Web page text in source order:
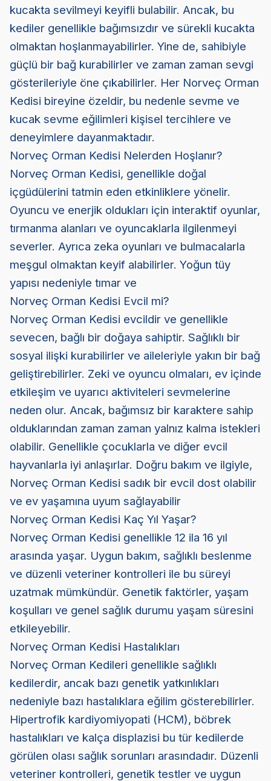
kucakta sevilmeyi keyifli bulabilir. Ancak, bu
kediler genellikle bağımsızdır ve sürekli kucakta
olmaktan hoşlanmayabilirler. Yine de, sahibiyle
güçlü bir bağ kurabilirler ve zaman zaman sevgi
gösterileriyle öne çıkabilirler. Her Norveç Orman
Kedisi bireyine özeldir, bu nedenle sevme ve
kucak sevme eğilimleri kişisel tercihlere ve
deneyimlere dayanmaktadır.
Norveç Orman Kedisi Nelerden Hoşlanır?
Norveç Orman Kedisi, genellikle doğal
içgüdülerini tatmin eden etkinliklere yönelir.
Oyuncu ve enerjik oldukları için interaktif oyunlar,
tırmanma alanları ve oyuncaklarla ilgilenmeyi
severler. Ayrıca zeka oyunları ve bulmacalarla
meşgul olmaktan keyif alabilirler. Yoğun tüy
yapısı nedeniyle tımar ve
Norveç Orman Kedisi Evcil mi?
Norveç Orman Kedisi evcildir ve genellikle
sevecen, bağlı bir doğaya sahiptir. Sağlıklı bir
sosyal ilişki kurabilirler ve aileleriyle yakın bir bağ
geliştirebilirler. Zeki ve oyuncu olmaları, ev içinde
etkileşim ve uyarıcı aktiviteleri sevmelerine
neden olur. Ancak, bağımsız bir karaktere sahip
olduklarından zaman zaman yalnız kalma istekleri
olabilir. Genellikle çocuklarla ve diğer evcil
hayvanlarla iyi anlaşırlar. Doğru bakım ve ilgiyle,
Norveç Orman Kedisi sadık bir evcil dost olabilir
ve ev yaşamına uyum sağlayabilir
Norveç Orman Kedisi Kaç Yıl Yaşar?
Norveç Orman Kedisi genellikle 12 ila 16 yıl
arasında yaşar. Uygun bakım, sağlıklı beslenme
ve düzenli veteriner kontrolleri ile bu süreyi
uzatmak mümkündür. Genetik faktörler, yaşam
koşulları ve genel sağlık durumu yaşam süresini
etkileyebilir.
Norveç Orman Kedisi Hastalıkları
Norveç Orman Kedileri genellikle sağlıklı
kedilerdir, ancak bazı genetik yatkınlıkları
nedeniyle bazı hastalıklara eğilim gösterebilirler.
Hipertrofik kardiyomiyopati (HCM), böbrek
hastalıkları ve kalça displazisi bu tür kedilerde
görülen olası sağlık sorunları arasındadır. Düzenli
veteriner kontrolleri, genetik testler ve uygun